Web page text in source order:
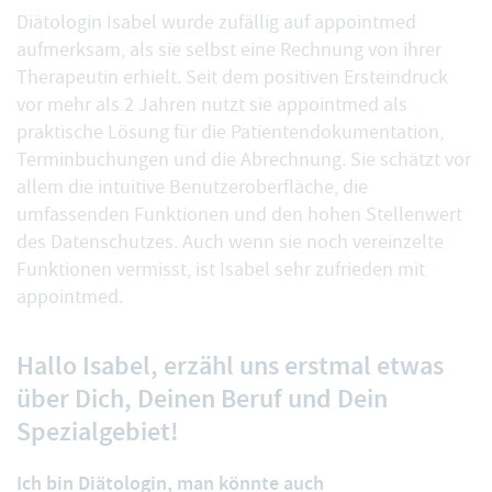
Diätologin Isabel wurde zufällig auf appointmed
aufmerksam, als sie selbst eine Rechnung von ihrer
Therapeutin erhielt. Seit dem positiven Ersteindruck
vor mehr als 2 Jahren nutzt sie appointmed als
praktische Lösung für die Patientendokumentation,
Terminbuchungen und die Abrechnung. Sie schätzt vor
allem die intuitive Benutzeroberfläche, die
umfassenden Funktionen und den hohen Stellenwert
des Datenschutzes. Auch wenn sie noch vereinzelte
Funktionen vermisst, ist Isabel sehr zufrieden mit
appointmed.
Hallo Isabel, erzähl uns erstmal etwas
über Dich, Deinen Beruf und Dein
Spezialgebiet!
Ich bin Diätologin, man könnte auch